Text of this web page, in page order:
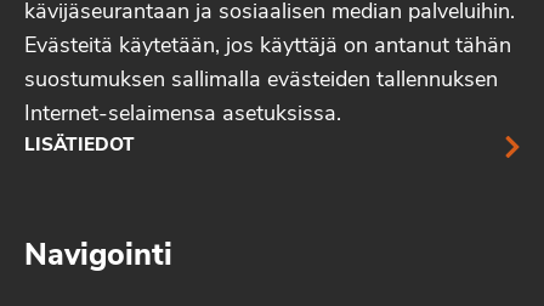
kävijäseurantaan ja sosiaalisen median palveluihin.
Evästeitä käytetään, jos käyttäjä on antanut tähän
suostumuksen sallimalla evästeiden tallennuksen
Internet-selaimensa asetuksissa.
LISÄTIEDOT
Navigointi